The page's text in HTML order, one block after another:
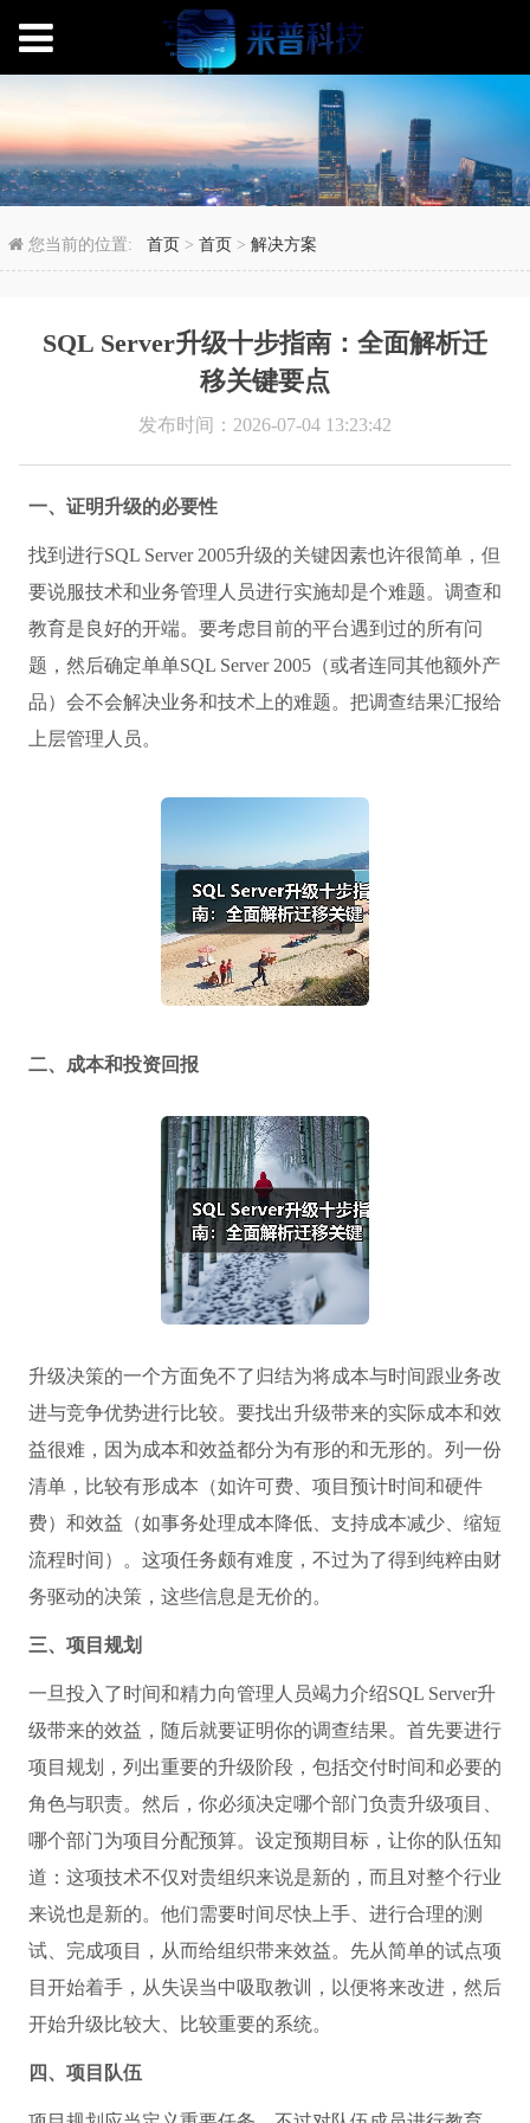
SQL Server升级十步指
您当前的位置:首页 >首页 >解决方案
SQL Server升级十步指南：全面解析迁
移关键要点
发布时间：2026-07-04 13:23:42
一、证明升级的必要性
找到进行SQL Server 2005升级的关键因素也许很简单，但
要说服技术和业务管理人员进行实施却是个难题。调查和
教育是良好的开端。要考虑目前的平台遇到过的所有问
题，然后确定单单SQL Server 2005（或者连同其他额外产
品）会不会解决业务和技术上的难题。把调查结果汇报给
上层管理人员。
二、成本和投资回报
升级决策的一个方面免不了归结为将成本与时间跟业务改
进与竞争优势进行比较。要找出升级带来的实际成本和效
益很难，因为成本和效益都分为有形的和无形的。列一份
清单，比较有形成本（如许可费、项目预计时间和硬件
费）和效益（如事务处理成本降低、支持成本减少、缩短
流程时间）。这项任务颇有难度，不过为了得到纯粹由财
务驱动的决策，这些信息是无价的。
三、项目规划
一旦投入了时间和精力向管理人员竭力介绍SQL Server升
级带来的效益，随后就要证明你的调查结果。首先要进行
项目规划，列出重要的升级阶段，包括交付时间和必要的
角色与职责。然后，你必须决定哪个部门负责升级项目、
哪个部门为项目分配预算。设定预期目标，让你的队伍知
道：这项技术不仅对贵组织来说是新的，而且对整个行业
来说也是新的。他们需要时间尽快上手、进行合理的测
试、完成项目，从而给组织带来效益。先从简单的试点项
目开始着手，从失误当中吸取教训，以便将来改进，然后
开始升级比较大、比较重要的系统。
四、项目队伍